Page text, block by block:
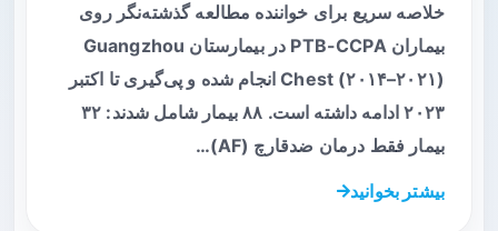
خلاصه سریع برای خواننده مطالعه گذشته‌نگر روی
بیماران PTB-CCPA در بیمارستان Guangzhou
Chest (۲۰۱۴–۲۰۲۱) انجام شده و پی‌گیری تا اکتبر
۲۰۲۳ ادامه داشته است. ۸۸ بیمار شامل شدند: ۳۲
بیمار فقط درمان ضدقارچ (AF)…
بیشتر بخوانید